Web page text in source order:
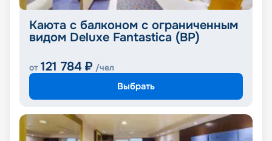
Каюта с балконом с ограниченным
видом Deluxe Fantastica (BP)
от 121 784 ₽ /чел
Выбрать